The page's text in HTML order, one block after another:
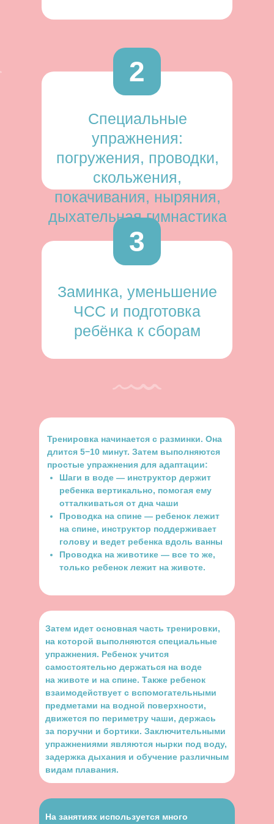
2
Специальные
упражнения:
погружения, проводки,
скольжения,
покачивания, ныряния,
дыхательная гимнастика
3
Заминка, уменьшение
ЧСС и подготовка
ребёнка к сборам
Тренировка начинается с разминки. Она
длится 5−10 минут. Затем выполняются
простые упражнения для адаптации:
Шаги в воде — инструктор держит
ребенка вертикально, помогая ему
отталкиваться от дна чаши
Проводка на спине — ребенок лежит
на спине, инструктор поддерживает
голову и ведет ребенка вдоль ванны
Проводка на животике — все то же,
только ребенок лежит на животе.
Затем идет основная часть тренировки,
на которой выполняются специальные
упражнения. Ребенок учится
самостоятельно держаться на воде
на животе и на спине. Также ребенок
взаимодействует с вспомогательными
предметами на водной поверхности,
движется по периметру чаши, держась
за поручни и бортики. Заключительными
упражнениями являются нырки под воду,
задержка дыхания и обучение различным
видам плавания.
На занятиях используется много